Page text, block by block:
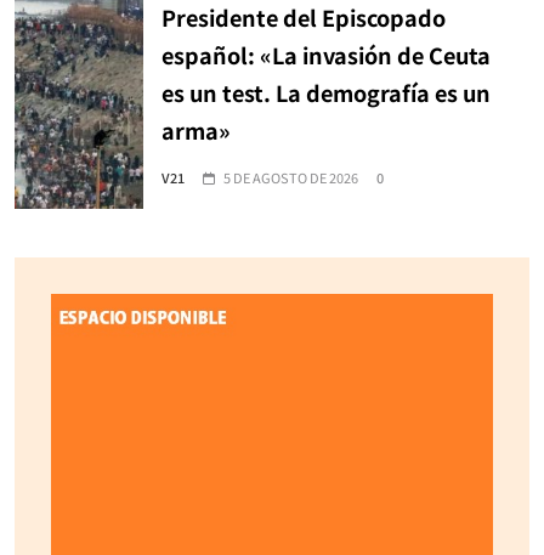
Presidente del Episcopado
español: «La invasión de Ceuta
es un test. La demografía es un
arma»
V21 5 DE AGOSTO DE 2026 0